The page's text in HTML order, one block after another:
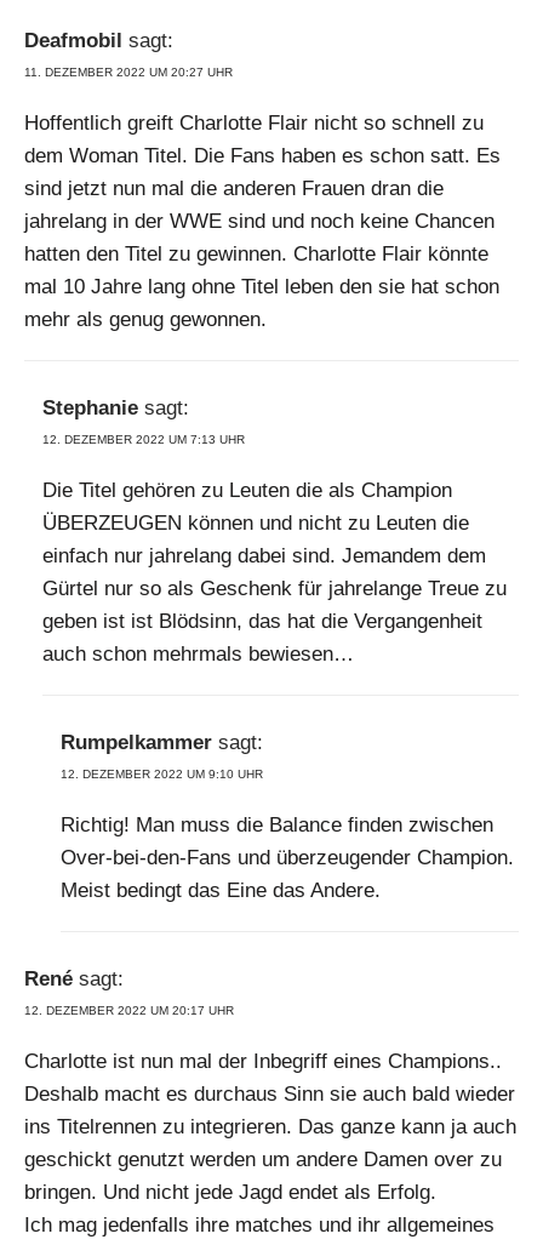
Deafmobil sagt:
11. DEZEMBER 2022 UM 20:27 UHR
Hoffentlich greift Charlotte Flair nicht so schnell zu
dem Woman Titel. Die Fans haben es schon satt. Es
sind jetzt nun mal die anderen Frauen dran die
jahrelang in der WWE sind und noch keine Chancen
hatten den Titel zu gewinnen. Charlotte Flair könnte
mal 10 Jahre lang ohne Titel leben den sie hat schon
mehr als genug gewonnen.
Stephanie sagt:
12. DEZEMBER 2022 UM 7:13 UHR
Die Titel gehören zu Leuten die als Champion
ÜBERZEUGEN können und nicht zu Leuten die
einfach nur jahrelang dabei sind. Jemandem dem
Gürtel nur so als Geschenk für jahrelange Treue zu
geben ist ist Blödsinn, das hat die Vergangenheit
auch schon mehrmals bewiesen…
Rumpelkammer sagt:
12. DEZEMBER 2022 UM 9:10 UHR
Richtig! Man muss die Balance finden zwischen
Over-bei-den-Fans und überzeugender Champion.
Meist bedingt das Eine das Andere.
René sagt:
12. DEZEMBER 2022 UM 20:17 UHR
Charlotte ist nun mal der Inbegriff eines Champions..
Deshalb macht es durchaus Sinn sie auch bald wieder
ins Titelrennen zu integrieren. Das ganze kann ja auch
geschickt genutzt werden um andere Damen over zu
bringen. Und nicht jede Jagd endet als Erfolg.
Ich mag jedenfalls ihre matches und ihr allgemeines